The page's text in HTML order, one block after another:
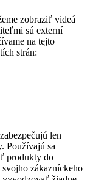
zobraziť videá
sú externí
na tejto
strán:
len
Používajú sa
produkty do
zákazníckeho